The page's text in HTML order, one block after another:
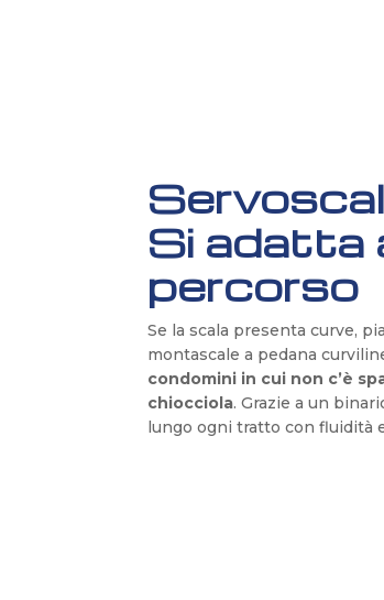
Si adatta
percorso
Se la scala presenta curve,
montascale a pedana
condomini in cui non c’è
chiocciola. Grazie a un
lungo ogni tratto con fluidità